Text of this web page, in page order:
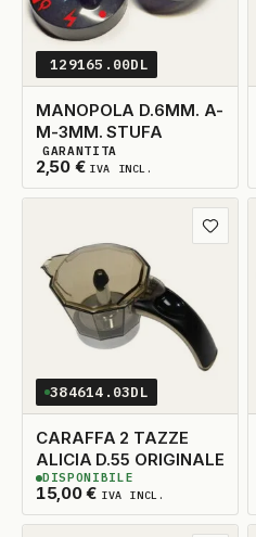
129165.00DL
MANOPOLA D.6MM. A-
M-3MM. STUFA
2,50 € IVA INCL.
10DISPONIBILI
GARANTITA
384614.03DL
CARAFFA 2 TAZZE
ALICIA D.55 ORIGINALE
15,00€ IVA INCL.
1DISPONIBILE
DISPONIBILE